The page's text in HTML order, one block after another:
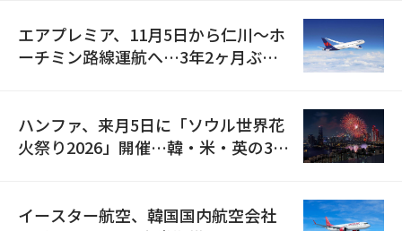
エアプレミア、11月5日から仁川〜ホ
ーチミン路線運航へ…3年2ヶ月ぶり
ハンファ、来月5日に「ソウル世界花
火祭り2026」開催…韓・米・英の3カ
イースター航空、韓国国内航空会社